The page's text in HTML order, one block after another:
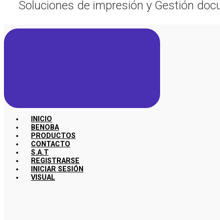
Soluciones de impresión y Gestión
INICIO
BENOBA
PRODUCTOS
CONTACTO
S.A.T
REGISTRARSE
INICIAR SESIÓN
VISUAL